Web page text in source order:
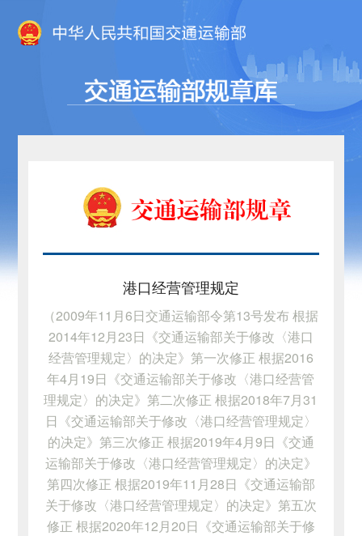
港口经营管理规定
（2009年11月6日交通运输部令第13号发布 根据
2014年12月23日《交通运输部关于修改〈港口
经营管理规定〉的决定》第一次修正 根据2016
年4月19日《交通运输部关于修改〈港口经营管
理规定〉的决定》第二次修正 根据2018年7月31
日《交通运输部关于修改〈港口经营管理规定〉
的决定》第三次修正 根据2019年4月9日《交通
运输部关于修改〈港口经营管理规定〉的决定》
第四次修正 根据2019年11月28日《交通运输部
关于修改〈港口经营管理规定〉的决定》第五次
修正 根据2020年12月20日《交通运输部关于修